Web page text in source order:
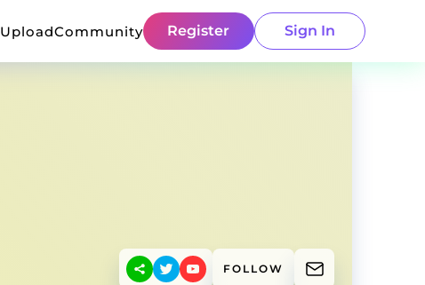
UploadCommunity Register Sign In
FOLLOW